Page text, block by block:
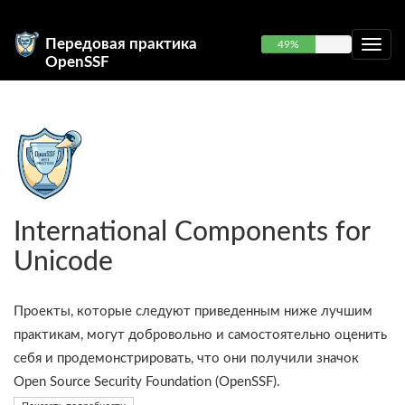
Передовая практика
OpenSSF
49%
International Components for
Unicode
Проекты, которые следуют приведенным ниже лучшим
практикам, могут добровольно и самостоятельно оценить
себя и продемонстрировать, что они получили значок
Open Source Security Foundation (OpenSSF).